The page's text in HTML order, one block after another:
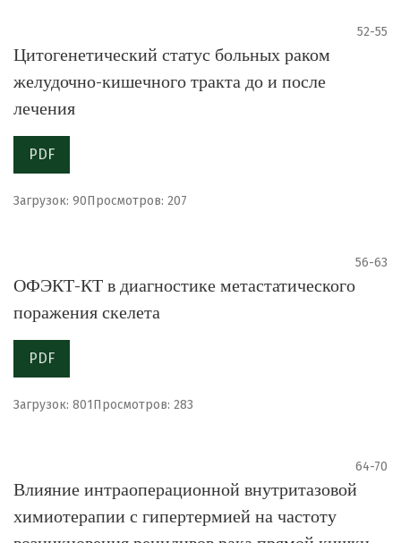
52-55
Цитогенетический статус больных раком
желудочно-кишечного тракта до и после
лечения
PDF
Загрузок: 90Просмотров: 207
56-63
ОФЭКТ-КТ в диагностике метастатического
поражения скелета
PDF
Загрузок: 801Просмотров: 283
64-70
Влияние интраоперационной внутритазовой
химиотерапии с гипертермией на частоту